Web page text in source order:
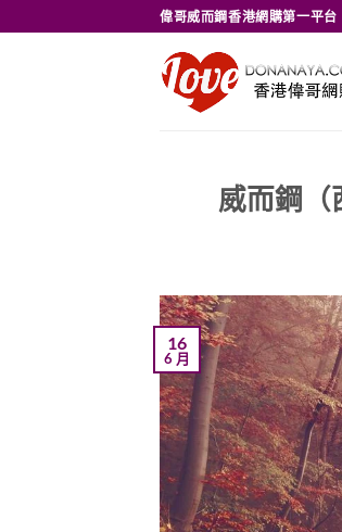
to
偉哥威而鋼香港網購第一平
威而鋼（
16
6 月